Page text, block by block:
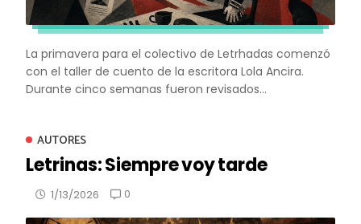
La primavera para el colectivo de Letrhadas comenzó
con el taller de cuento de la escritora Lola Ancira.
Durante cinco semanas fueron revisados...
AUTORES
Letrinas: Siempre voy tarde
1/13/2026 0